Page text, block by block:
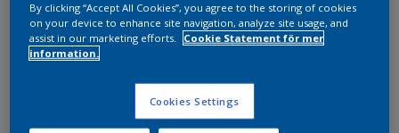
By clicking “Accept All Cookies”, you agree to the storing of cookies
on your device to enhance site navigation, analyze site usage, and
assist in our marketing efforts.
Cookie Statement för mer
information.
Cookies Settings